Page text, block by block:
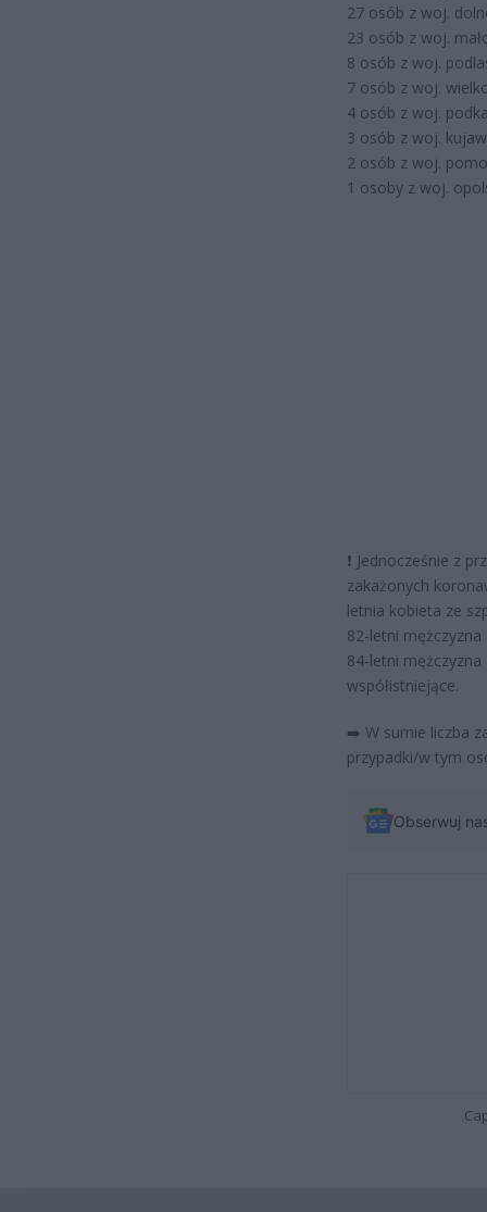
27 osób z woj.
23 osób z woj.
8 osób z woj.
7 osób z woj.
4 osób z woj.
3 osób z woj.
2 osób z woj.
1 osoby z woj.
❗ Jednocześnie z
zakażonych
letnia kobieta ze
82-letni
84-letni
współistniejące.
➡️ W sumie liczba
przypadki/w tym
Obserwuj